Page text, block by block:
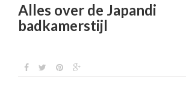
Alles over de Japandi
badkamerstijl